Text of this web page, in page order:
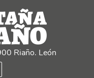
Riaño. León